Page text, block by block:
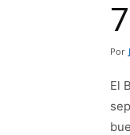
Por
El